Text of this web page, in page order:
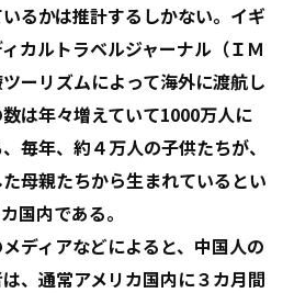
るかは推計するしかない。イギ
カルトラベルジャーナル（ＩＭ
ーリズムによって海外に渡航し
は年々増えていて1000万人に
毎年、約４万人の子供たちが、
母親たちから生まれているとい
国内である。
ディアなどによると、中国人の
、通常アメリカ国内に３カ月間